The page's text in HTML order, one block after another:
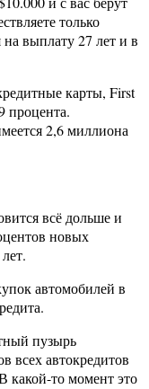
только
выплату 27 лет и в
карты, First
процента.
2,6 миллиона
всё дольше и
новых
автомобилей в
пузырь
всех автокредитов
какой-то момент это